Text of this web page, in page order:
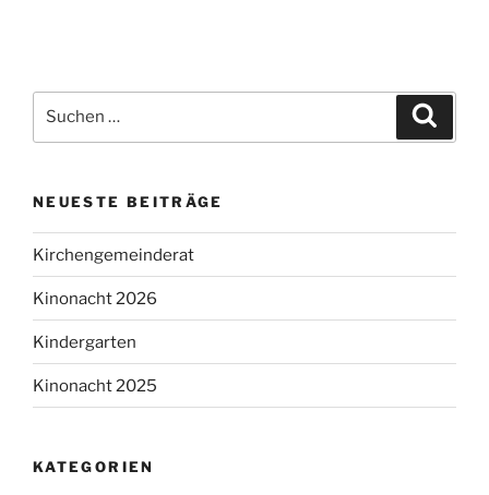
nach:
NEUESTE BEITRÄGE
Kirchengemeinderat
Kinonacht 2026
Kindergarten
Kinonacht 2025
KATEGORIEN